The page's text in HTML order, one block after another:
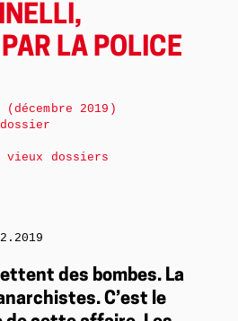
LA POLICE
des bombes. La
C’est le
2019)
vieux dossiers